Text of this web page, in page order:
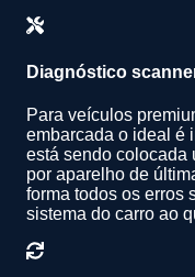
Diagnóstico
Para veículos
embarcada o ideal é
está sendo colocada
por aparelho de
forma todos os erros
sistema do carro ao